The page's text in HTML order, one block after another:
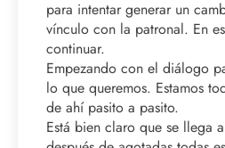
para intentar generar un
vínculo con la patronal. En
continuar.
Empezando con el diálogo
lo que queremos. Estamos
de ahí pasito a pasito.
Está bien claro que se llega